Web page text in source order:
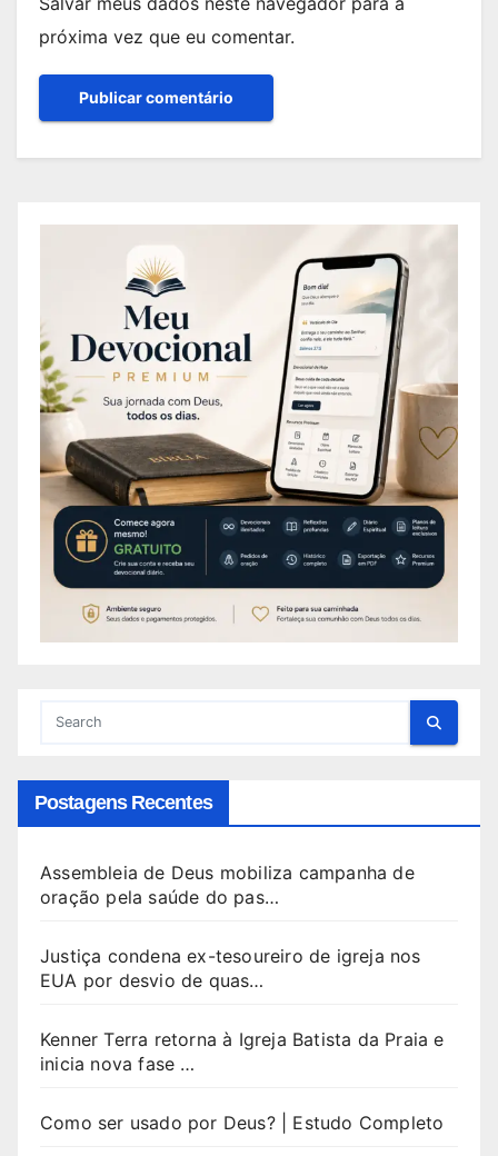
próxima vez que eu comentar.
Postagens Recentes
Assembleia de Deus mobiliza campanha de
oração pela saúde do pas…
Justiça condena ex-tesoureiro de igreja nos
EUA por desvio de quas…
Kenner Terra retorna à Igreja Batista da Praia e
inicia nova fase …
Como ser usado por Deus? | Estudo Completo